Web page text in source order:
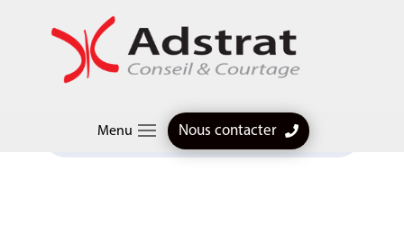
Menu Nous contacter
Articles professionnels
Pension de réversion : les couples pacsés vont-ils y avoir